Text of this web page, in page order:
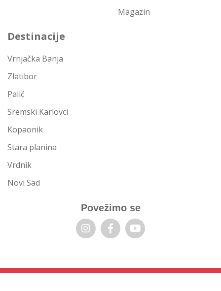
Magazin
Destinacije
Vrnjačka Banja
Zlatibor
Palić
Sremski Karlovci
Kopaonik
Stara planina
Vrdnik
Novi Sad
Povežimo se